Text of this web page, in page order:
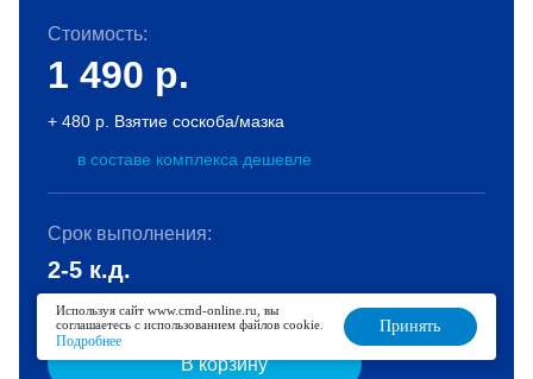
Стоимость:
1 490 р.
+ 480 р. Взятие соскоба/мазка
в составе комплекса дешевле
Срок выполнения:
2-5 к.д.
В корзину
Используя сайт www.cmd-online.ru, вы
соглашаетесь с использованием файлов cookie.
Подробнее
Принять